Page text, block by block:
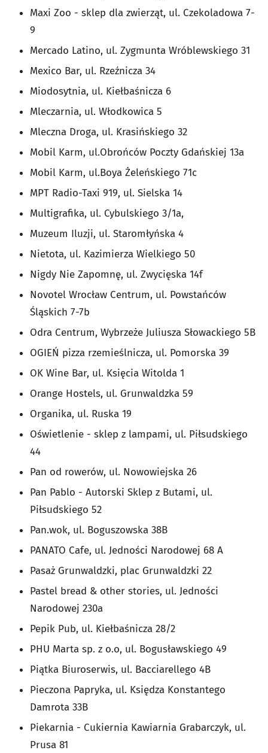
Maxi Zoo - sklep dla zwierząt, ul. Czekoladowa 7-
9
Mercado Latino, ul. Zygmunta Wróblewskiego 31
Mexico Bar, ul. Rzeźnicza 34
Miodosytnia, ul. Kiełbaśnicza 6
Mleczarnia, ul. Włodkowica 5
Mleczna Droga, ul. Krasińskiego 32
Mobil Karm, ul.Obrońców Poczty Gdańskiej 13a
Mobil Karm, ul.Boya Żeleńskiego 71c
MPT Radio-Taxi 919, ul. Sielska 14
Multigrafika, ul. Cybulskiego 3/1a,
Muzeum Iluzji, ul. Staromłyńska 4
Nietota, ul. Kazimierza Wielkiego 50
Nigdy Nie Zapomnę, ul. Zwycięska 14f
Novotel Wrocław Centrum, ul. Powstańców
Śląskich 7-7b
Odra Centrum, Wybrzeże Juliusza Słowackiego 5B
OGIEŃ pizza rzemieślnicza, ul. Pomorska 39
OK Wine Bar, ul. Księcia Witolda 1
Orange Hostels, ul. Grunwaldzka 59
Organika, ul. Ruska 19
Oświetlenie - sklep z lampami, ul. Piłsudskiego
44
Pan od rowerów, ul. Nowowiejska 26
Pan Pablo - Autorski Sklep z Butami, ul.
Piłsudskiego 52
Pan.wok, ul. Boguszowska 38B
PANATO Cafe, ul. Jedności Narodowej 68 A
Pasaż Grunwaldzki, plac Grunwaldzki 22
Pastel bread & other stories, ul. Jedności
Narodowej 230a
Pepik Pub, ul. Kiełbaśnicza 28/2
PHU Marta sp. z o.o, ul. Bogusławskiego 49
Piątka Biuroserwis, ul. Bacciarellego 4B
Pieczona Papryka, ul. Księdza Konstantego
Damrota 33B
Piekarnia - Cukiernia Kawiarnia Grabarczyk, ul.
Prusa 81